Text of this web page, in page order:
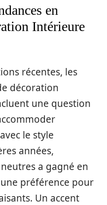
en
Intérieure
récentes, les
décoration
une question
le style
années,
a gagné en
préférence pour
Un accent